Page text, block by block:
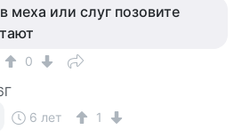
меха или слуг позовите
0
6 лет 1